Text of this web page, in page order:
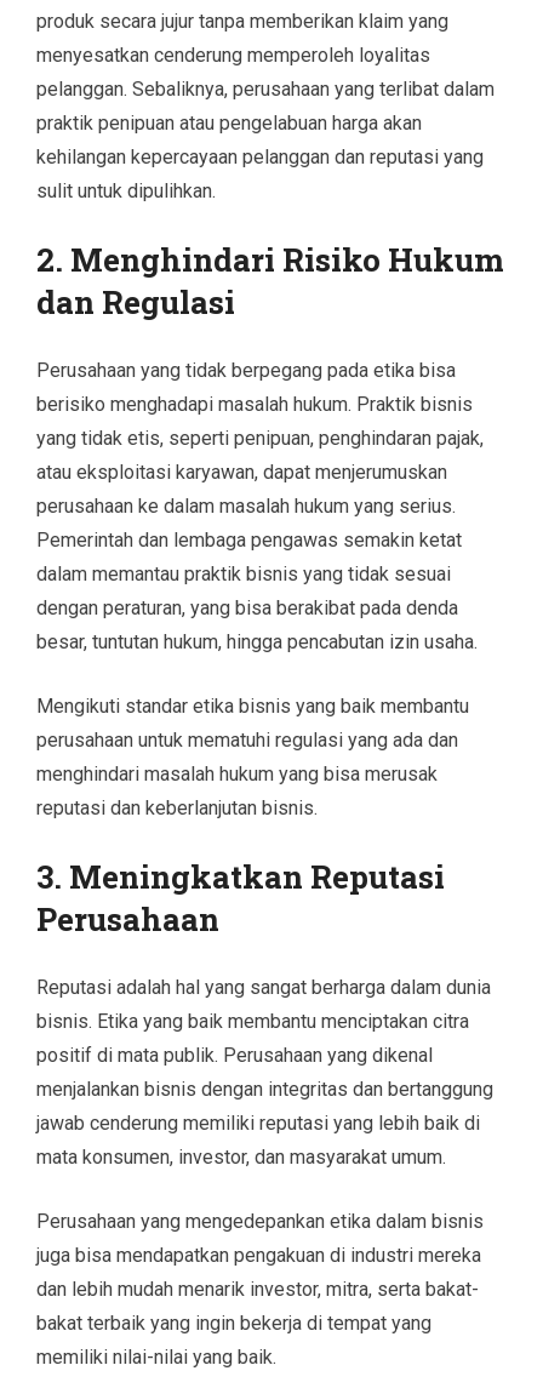
produk secara jujur tanpa memberikan klaim yang
menyesatkan cenderung memperoleh loyalitas
pelanggan. Sebaliknya, perusahaan yang terlibat dalam
praktik penipuan atau pengelabuan harga akan
kehilangan kepercayaan pelanggan dan reputasi yang
sulit untuk dipulihkan.
2. Menghindari Risiko Hukum
dan Regulasi
Perusahaan yang tidak berpegang pada etika bisa
berisiko menghadapi masalah hukum. Praktik bisnis
yang tidak etis, seperti penipuan, penghindaran pajak,
atau eksploitasi karyawan, dapat menjerumuskan
perusahaan ke dalam masalah hukum yang serius.
Pemerintah dan lembaga pengawas semakin ketat
dalam memantau praktik bisnis yang tidak sesuai
dengan peraturan, yang bisa berakibat pada denda
besar, tuntutan hukum, hingga pencabutan izin usaha.
Mengikuti standar etika bisnis yang baik membantu
perusahaan untuk mematuhi regulasi yang ada dan
menghindari masalah hukum yang bisa merusak
reputasi dan keberlanjutan bisnis.
3. Meningkatkan Reputasi
Perusahaan
Reputasi adalah hal yang sangat berharga dalam dunia
bisnis. Etika yang baik membantu menciptakan citra
positif di mata publik. Perusahaan yang dikenal
menjalankan bisnis dengan integritas dan bertanggung
jawab cenderung memiliki reputasi yang lebih baik di
mata konsumen, investor, dan masyarakat umum.
Perusahaan yang mengedepankan etika dalam bisnis
juga bisa mendapatkan pengakuan di industri mereka
dan lebih mudah menarik investor, mitra, serta bakat-
bakat terbaik yang ingin bekerja di tempat yang
memiliki nilai-nilai yang baik.